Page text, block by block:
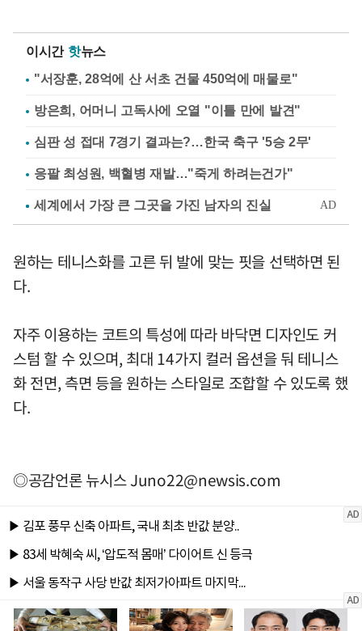
이시간 핫뉴스
"서장훈, 28억에 산 서초 건물 450억에 매물로"
방은희, 어머니 고독사에 오열 "이틀 만에 발견"
심판 성 접대 7경기 결과는?…한국 축구 '5승 2무'
응팔 최성원, 백혈병 재발…"죽게 하려는건가"
원하는 테니스화를 고른 뒤 발에 맞는 핏을 선택하면 된
다.
자주 이용하는 코트의 특성에 따라 바닥면 디자인도 커
스텀 할 수 있으며, 최대 14가지 컬러 옵션을 둬 테니스
화 전면, 측면 등을 원하는 스타일로 조합할 수 있도록 했
다.
◎공감언론 뉴시스Juno22@newsis.com